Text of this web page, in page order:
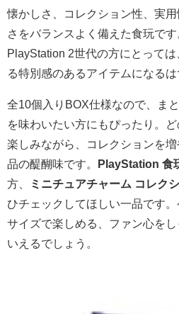
懐かしさ、コレクション性、実用
さをバランスよく備えた食玩で
PlayStation 2世代の方にとって
る特別感のあるアイテムになるは
全10個入りBOX仕様なので、ま
を味わいたい方にもぴったり。
楽しみながら、コレクションを
品の醍醐味です。
PlayStation 食
方、
ミニチュアチャーム コレク
ひチェックしてほしい一品です
サイズで楽しめる、ファン心を
いえるでしょう。